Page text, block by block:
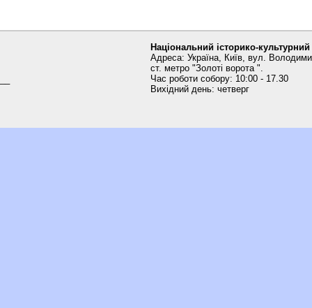
Національний історико-
Адреса: Україна, Київ, вул.
ст. метро "Золоті ворота ".
Час роботи собору: 10:00 - 17.30
Вихідний день: четверг